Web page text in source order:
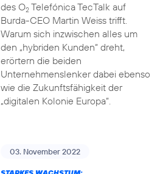
des O2Telefónica TecTalk auf
Burda-CEO Martin Weiss trifft.
Warum sich inzwischen alles um
den „hybriden Kunden“ dreht,
erörtern die beiden
Unternehmenslenker dabei ebenso
wie die Zukunftsfähigkeit der
„digitalen Kolonie Europa“.
03. November 2022